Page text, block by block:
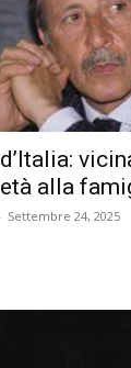
alla
- Settembre 24, 2025